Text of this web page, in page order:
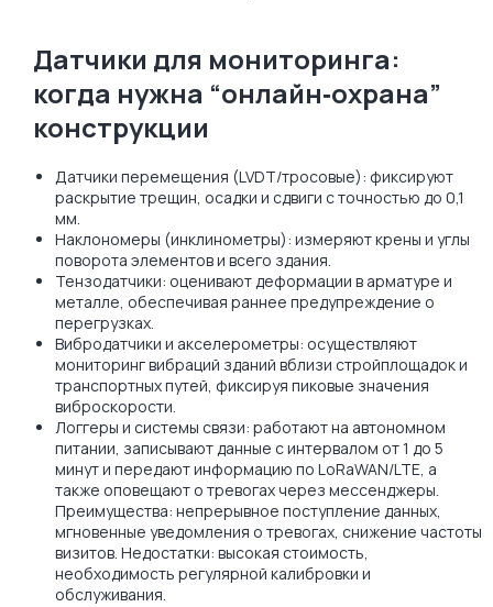
Датчики для мониторинга:
когда нужна “онлайн‑охрана”
конструкции
Датчики перемещения (LVDT/тросовые): фиксируют
раскрытие трещин, осадки и сдвиги с точностью до 0,1
мм.
Наклономеры (инклинометры): измеряют крены и углы
поворота элементов и всего здания.
Тензодатчики: оценивают деформации в арматуре и
металле, обеспечивая раннее предупреждение о
перегрузках.
Вибродатчики и акселерометры: осуществляют
мониторинг вибраций зданий вблизи стройплощадок и
транспортных путей, фиксируя пиковые значения
виброскорости.
Логгеры и системы связи: работают на автономном
питании, записывают данные с интервалом от 1 до 5
минут и передают информацию по LoRaWAN/LTE, а
также оповещают о тревогах через мессенджеры.
Преимущества: непрерывное поступление данных,
мгновенные уведомления о тревогах, снижение частоты
визитов. Недостатки: высокая стоимость,
необходимость регулярной калибровки и
обслуживания.